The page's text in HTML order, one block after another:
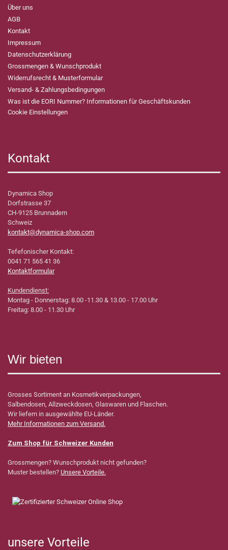
Über uns
AGB
Kontakt
Impressum
Datenschutzerklärung
Grossmengen & Wunschprodukt
Widerrufsrecht & Musterformular
Versand- & Zahlungsbedingungen
Was ist die EORI Nummer? Informationen für Geschäftskunden
Cookie Einstellungen
Kontakt
Dynamica Shop
Dorfstrasse 37
CH-9125 Brunnadern
Schweiz
kontakt@dynamica-shop.com
Tefefonischer Kontakt:
0041 71 565 41 36
Kontaktformular
Kundendienst:
Montag - Donnerstag: 8.00 -11.30 & 13.00 - 17.00 Uhr
Freitag: 8.00 - 11.30 Uhr
Wir bieten
Grosses Sortiment an Kosmetikverpackungen,
Salbendosen, Allzweckdosen, Glaswaren und Flaschen.
Wir liefern in ausgewählte EU-Länder.
Mehr Informationen zum Versand.
Zum Shop für Schweizer Kunden
Grossmengen? Wunschprodukt nicht gefunden?
Muster bestellen? Unsere Vorteile.
unsere Vorteile